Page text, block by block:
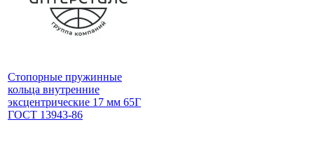
Стопорные пружинные
кольца внутренние
эксцентрические 17 мм 65Г
ГОСТ 13943-86